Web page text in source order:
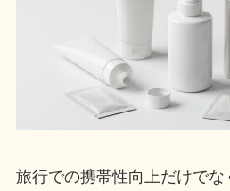
旅行での携帯性向上だけで